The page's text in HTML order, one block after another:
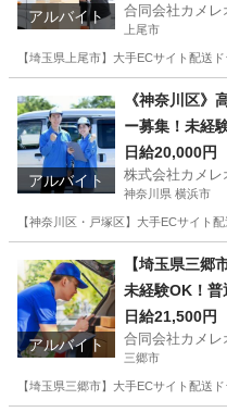
アルバイト 合同会社カメレ
上尾市
【埼玉県上尾市】大手ECサイト配
ドライバー
アルバイト
《神奈川区》
ー募集！未経
帰OK
日給20,000円
株式会社カメレ
神奈川県 横浜市
【神奈川区・戸塚区】大手ECサイト
ドライバー
アルバイト
【埼玉県三郷
未経験OK！普
日給21,500円
合同会社カメレ
三郷市
【埼玉県三郷市】大手ECサイト配